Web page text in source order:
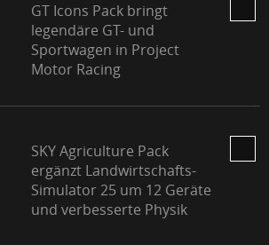
GT Icons Pack bringt
legendäre GT- und
Sportwagen in Project
Motor Racing
SKY Agriculture Pack
ergänzt Landwirtschafts-
Simulator 25 um 12 Geräte
und verbesserte Physik